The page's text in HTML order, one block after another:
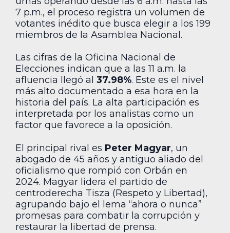
7 p.m., el proceso registra un volumen de
votantes inédito que busca elegir a los 199
miembros de la Asamblea Nacional.
Las cifras de la Oficina Nacional de
Elecciones indican que a las 11 a.m. la
afluencia llegó al 37.98%. Este es el nivel
más alto documentado a esa hora en la
historia del país. La alta participación es
interpretada por los analistas como un
factor que favorece a la oposición.
El principal rival es Peter Magyar, un
abogado de 45 años y antiguo aliado del
oficialismo que rompió con Orbán en
2024. Magyar lidera el partido de
centroderecha Tisza (Respeto y Libertad),
agrupando bajo el lema “ahora o nunca”
promesas para combatir la corrupción y
restaurar la libertad de prensa.